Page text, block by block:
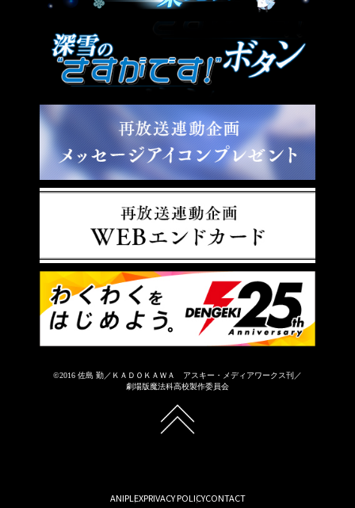
©2016 佐島 勤／ＫＡＤＯＫＡＷＡ アスキー・メディアワークス刊／
劇場版魔法科高校製作委員会
ANIPLEXPRIVACY POLICYCONTACT